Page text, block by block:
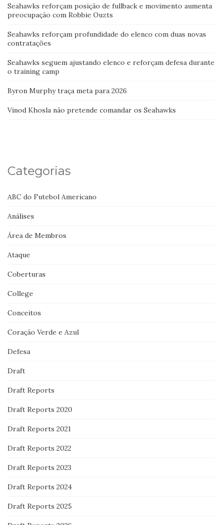
Seahawks reforçam posição de fullback e movimento aumenta
preocupação com Robbie Ouzts
Seahawks reforçam profundidade do elenco com duas novas
contratações
Seahawks seguem ajustando elenco e reforçam defesa durante
o training camp
Byron Murphy traça meta para 2026
Vinod Khosla não pretende comandar os Seahawks
Categorias
ABC do Futebol Americano
Análises
Área de Membros
Ataque
Coberturas
College
Conceitos
Coração Verde e Azul
Defesa
Draft
Draft Reports
Draft Reports 2020
Draft Reports 2021
Draft Reports 2022
Draft Reports 2023
Draft Reports 2024
Draft Reports 2025